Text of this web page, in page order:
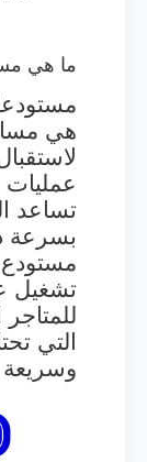
ما هي
هي
عمليات
تساعد
بسرعة
تشغيل
التي
وسريعة